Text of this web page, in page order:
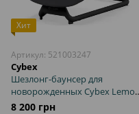
Хит
Артикул: 521003247
Cybex
Шезлонг-баунсер для
новорожденных Cybex Lemo
Bouncer Stunning Black
8 200 грн